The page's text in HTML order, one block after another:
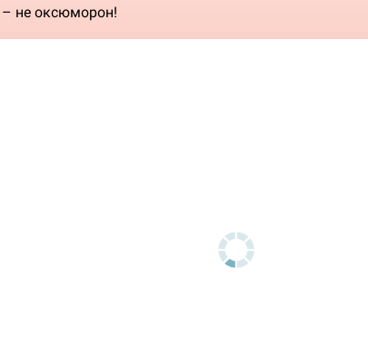
не оксюморон!